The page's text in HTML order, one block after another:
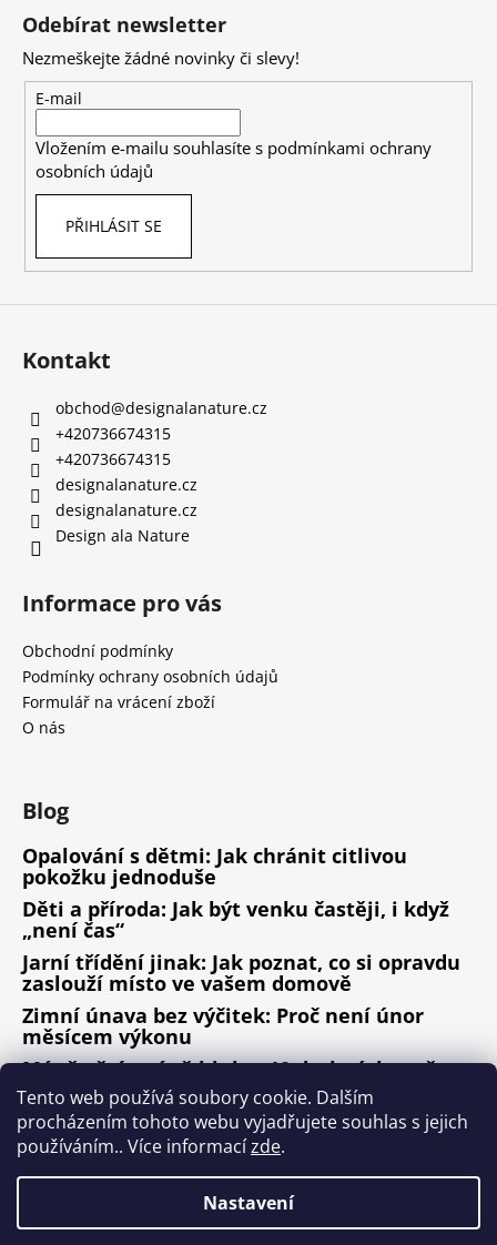
Tento web používá soubory cookie. Dalším
procházením tohoto webu vyjadřujete souhlas s jejich
používáním.. Více informacízde.
Nastavení
Odebírat newsletter
Nezmeškejte žádné novinky či slevy!
E-mail
Vložením e-mailu souhlasíte s podmínkami ochrany
osobních údajů
PŘIHLÁSIT SE
Kontakt
obchod@designalanature.cz
+420736674315
+420736674315
designalanature.cz
designalanature.cz
Design ala Nature
Informace pro vás
Obchodní podmínky
Podmínky ochrany osobních údajů
Formulář na vrácení zboží
O nás
Blog
Opalování s dětmi: Jak chránit citlivou
pokožku jednoduše
Děti a příroda: Jak být venku častěji, i když
„není čas“
Jarní třídění jinak: Jak poznat, co si opravdu
zaslouží místo ve vašem domově
Zimní únava bez výčitek: Proč není únor
měsícem výkonu
Méně věcí, méně hluku: 10 drobných změn,
které fungují
ARCHIV